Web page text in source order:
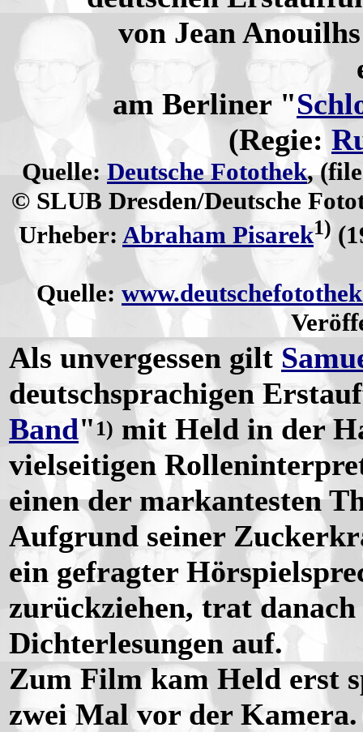
von Jean
am Berliner "
(Regie:
Quelle: Deutsche Fotothek,
© SLUB Dresden/Deutsche
Urheber: Abraham Pisarek1)
Quelle:
Als unvergessen gilt
deutschsprachigen
Band"1) mit Held in der
vielseitigen
einen der markantesten
Aufgrund seiner
ein gefragter
zurückziehen, trat
Dichterlesungen auf.
Zum Film kam Held erst
zwei Mal vor der